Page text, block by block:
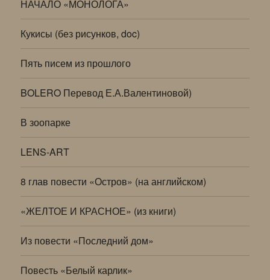
НАЧАЛО «МОНОЛОГА»
Кукисы (без рисунков, doc)
Пять писем из прошлого
BOLERO Перевод Е.А.Валентиновой)
В зоопарке
LENS-ART
8 глав повести «Остров» (на английском)
«ЖЕЛТОЕ И КРАСНОЕ» (из книги)
Из повести «Последний дом»
Повесть «Белый карлик»